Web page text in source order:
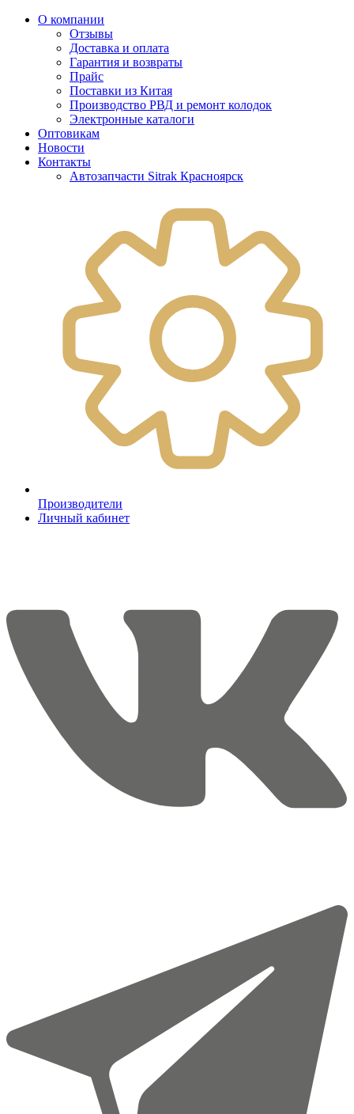
О компании
Отзывы
Доставка и оплата
Гарантия и возвраты
Прайс
Поставки из Китая
Производство РВД и ремонт колодок
Электронные каталоги
Оптовикам
Новости
Контакты
Автозапчасти Sitrak Красноярск
Производители
Личный кабинет